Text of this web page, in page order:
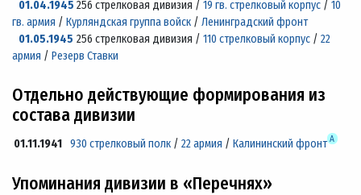
01.04.1945256 стрелковая дивизия /19 гв. стрелковый корпус /10
гв. армия / Курляндская группа войск / Ленинградский фронт
01.05.1945256 стрелковая дивизия /110 стрелковый корпус /22
армия / Резерв Ставки
Отдельно действующие формирования из
состава дивизии
01.11.1941 930 стрелковый полк /22 армия /Калининский фронт А
Упоминания дивизии в «Перечнях»